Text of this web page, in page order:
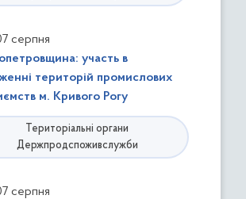
серпня
участь в
територій промислових
м. Кривого Рогу
Територіальні органи
Держпродспоживслужби
серпня